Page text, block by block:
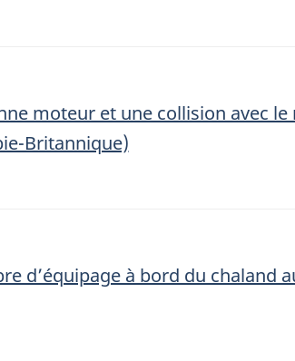
moteur et une collision avec le
Britannique)
d’équipage à bord du chaland